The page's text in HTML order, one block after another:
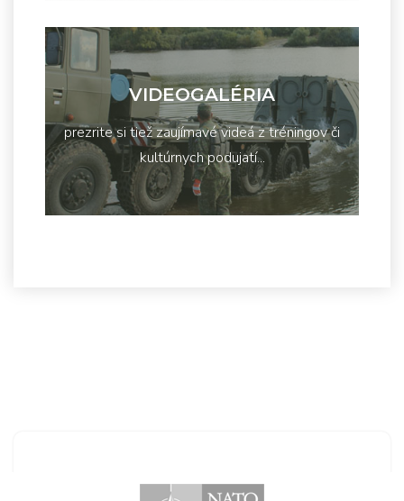
VIDEOGALÉRIA
prezrite si tiež zaujímavé videá z tréningov či
kultúrnych podujatí...